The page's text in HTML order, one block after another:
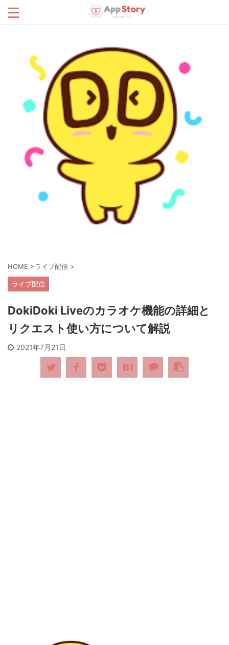
HOME >ライブ配信 >
ライブ配信
DokiDoki Liveのカラオケ機能の詳細と
リクエスト使い方について解説
2021年7月21日